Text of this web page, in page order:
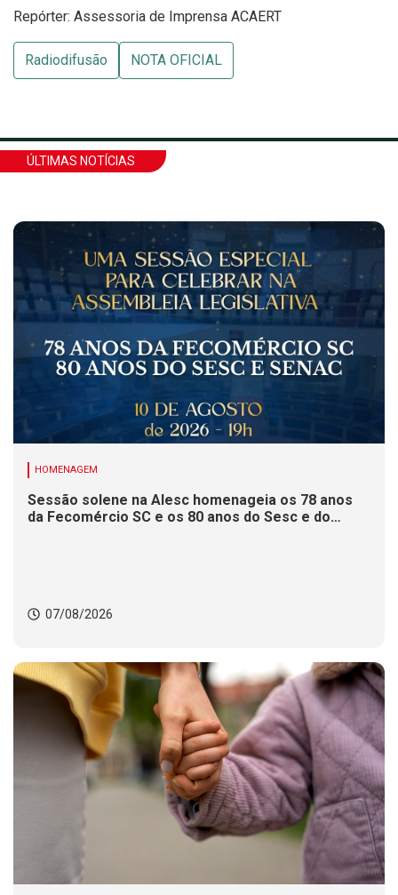
Repórter: Assessoria de Imprensa ACAERT
Radiodifusão NOTA OFICIAL
ÚLTIMAS NOTÍCIAS
HOMENAGEM
Sessão solene na Alesc homenageia os 78 anos
da Fecomércio SC e os 80 anos do Sesc e do
07/08/2026